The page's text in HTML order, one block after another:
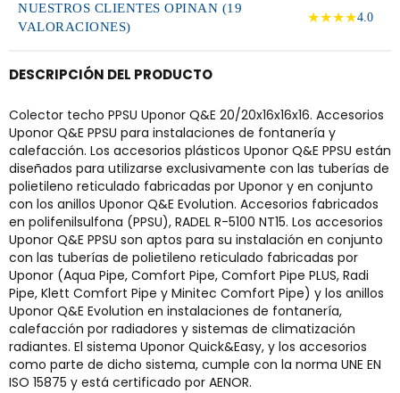
NUESTROS CLIENTES OPINAN (19
VALORACIONES)
★★★★4.0
DESCRIPCIÓN DEL PRODUCTO
Colector techo PPSU Uponor Q&E 20/20x16x16x16. Accesorios
Uponor Q&E PPSU para instalaciones de fontanería y
calefacción. Los accesorios plásticos Uponor Q&E PPSU están
diseñados para utilizarse exclusivamente con las tuberías de
polietileno reticulado fabricadas por Uponor y en conjunto
con los anillos Uponor Q&E Evolution. Accesorios fabricados
en polifenilsulfona (PPSU), RADEL R-5100 NT15. Los accesorios
Uponor Q&E PPSU son aptos para su instalación en conjunto
con las tuberías de polietileno reticulado fabricadas por
Uponor (Aqua Pipe, Comfort Pipe, Comfort Pipe PLUS, Radi
Pipe, Klett Comfort Pipe y Minitec Comfort Pipe) y los anillos
Uponor Q&E Evolution en instalaciones de fontanería,
calefacción por radiadores y sistemas de climatización
radiantes. El sistema Uponor Quick&Easy, y los accesorios
como parte de dicho sistema, cumple con la norma UNE EN
ISO 15875 y está certificado por AENOR.